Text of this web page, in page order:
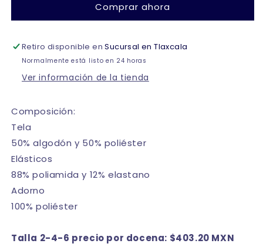
puntos
#1456
Cylyo
puntos
#1456
Cylyo
Comprar ahora
Retiro disponible enSucursal en Tlaxcala
Normalmente está listo en 24 horas
Ver información de la tienda
Composición:
Tela
50% algodón y 50% poliéster
Elásticos
88% poliamida y 12% elastano
Adorno
100% poliéster
Talla 2-4-6 precio por docena: $403.20 MXN